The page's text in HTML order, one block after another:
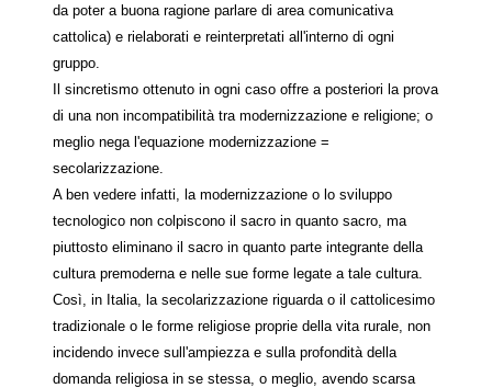
da poter a buona ragione parlare di area comunicativa
cattolica) e rielaborati e reinterpretati all'interno di ogni
gruppo.
Il sincretismo ottenuto in ogni caso offre a posteriori la prova
di una non incompatibilità tra modernizzazione e religione; o
meglio nega l'equazione modernizzazione =
secolarizzazione.
A ben vedere infatti, la modernizzazione o lo sviluppo
tecnologico non colpiscono il sacro in quanto sacro, ma
piuttosto eliminano il sacro in quanto parte integrante della
cultura premoderna e nelle sue forme legate a tale cultura.
Così, in Italia, la secolarizzazione riguarda o il cattolicesimo
tradizionale o le forme religiose proprie della vita rurale, non
incidendo invece sull'ampiezza e sulla profondità della
domanda religiosa in se stessa, o meglio, avendo scarsa